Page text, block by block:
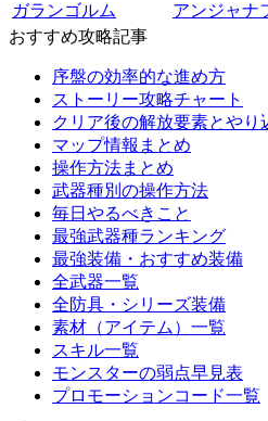
ガランゴルム
アンジャナ
おすすめ攻略記事
序盤の効率的な進め方
ストーリー攻略チャート
クリア後の解放要素とやり
マップ情報まとめ
操作方法まとめ
武器種別の操作方法
毎日やるべきこと
最強武器種ランキング
最強装備・おすすめ装備
全武器一覧
全防具・シリーズ装備
素材（アイテム）一覧
スキル一覧
モンスターの弱点早見表
プロモーションコード一覧